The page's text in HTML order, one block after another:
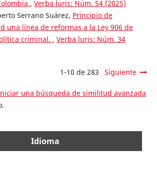
, Verba luris: Núm. 54 (2025)
Serrano Suárez, Principio de
una línea de reformas a la Ley 906 de
criminal. , Verba luris: Núm. 34
1-10 de 283 Siguiente
una búsqueda de similitud avanzada
Idioma